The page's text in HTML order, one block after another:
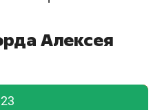
Алексея
учтен!
23